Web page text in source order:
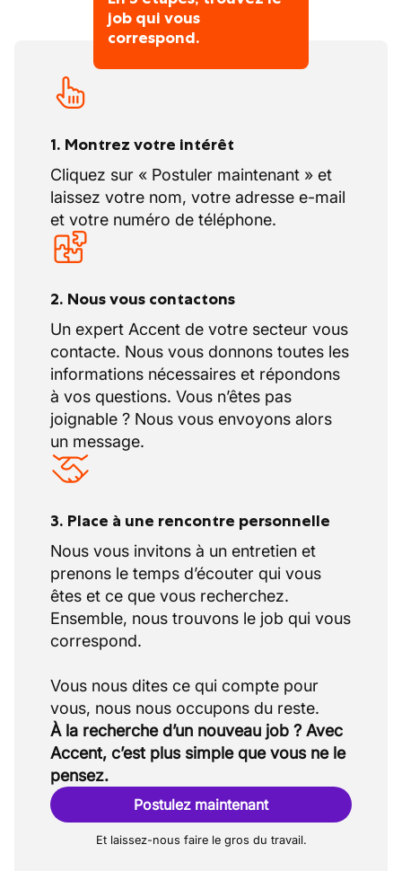
Vos congés
Des avantages complémentaires
notre nouveau collègue.
Les transports publics ne sont pas une
Parking gratuit
Comment se passe la candidature :
non à un entretien de connaissance sans
engagement.
Si vous êtes invité, vous rencontrerez le
partenaire RH. Il/elle vous parlera
davantage de l'entreprise et vous
pourrez mettre en avant toutes vos
Lors de l'entretien, le poste sera expliqué
et si vous avez encore des questions,
vous pourrez les poser à ce moment-là.
Si l'entretien est positif pour les deux
parties, vous recevrez une réponse dans
la semaine quant à la possibilité de
commencer ou d'obtenir un contrat
d'essai.
job qui vous
correspond.
1. Montrez votre intérêt
Cliquez sur « Postuler maintenant » et
laissez votre nom, votre adresse e-mail
et votre numéro de téléphone.
2. Nous vous contactons
Un expert Accent de votre secteur vous
contacte. Nous vous donnons toutes les
informations nécessaires et répondons
à vos questions. Vous n’êtes pas
joignable ? Nous vous envoyons alors
un message.
3. Place à une rencontre personnelle
Nous vous invitons à un entretien et
prenons le temps d’écouter qui vous
êtes et ce que vous recherchez.
Ensemble, nous trouvons le job qui vous
correspond.
Vous nous dites ce qui compte pour
À la recherche d’un nouveau job ? Avec
Accent, c’est plus simple que vous ne le
pensez.
Postulez maintenant
Et laissez-nous faire le gros du travail.